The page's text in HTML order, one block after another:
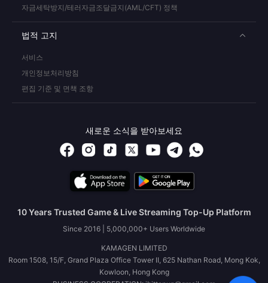
자금세탁방지/테러자금조달금지(AML/CFT) 정책
법적 고지
서비스
개인정보처리방침
편집 기준 및 면책 조항
새로운 소식을 받아보세요
10 Years Trusted Game & Live Streaming Top-Up Platform
Since 2016 | 5,000,000+ Users Worldwide
KAMAGEN LIMITED
Room 1508, 15/F, Grand Plaza Office Tower II, 625 Nathan Road, Mong Kok,
Kowloon, Hong Kong